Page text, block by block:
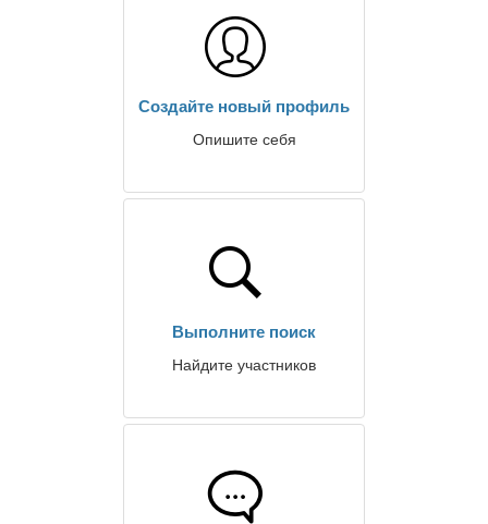
Создайте новый профиль
Опишите себя
Выполните поиск
Найдите участников